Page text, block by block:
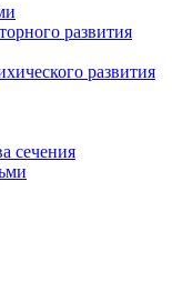
развития
развития
сечения